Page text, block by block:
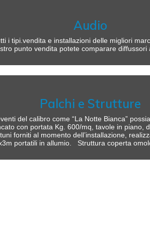
Audio
i tipi.vendita e installazioni delle migliori
punto vendita potete comparare
Palchi e Strutture
del calibro come “La Notte Bianca”
con portata Kg. 600/mq, tavole in
forniti al momento dell’installazione,
portatili in allumio.
Struttura coperta